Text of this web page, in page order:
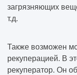
загрязняющих
т.д.
Также возможен
рекуперацией. В
рекуператор. Он